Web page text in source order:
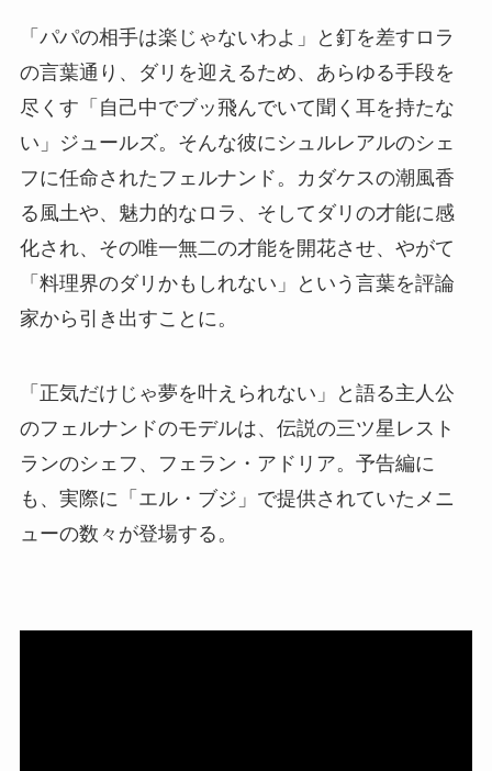
「パパの相手は楽じゃないわよ」と釘を差すロラ
の言葉通り、ダリを迎えるため、あらゆる手段を
尽くす「自己中でブッ飛んでいて聞く耳を持たな
い」ジュールズ。そんな彼にシュルレアルのシェ
フに任命されたフェルナンド。カダケスの潮風香
る風土や、魅力的なロラ、そしてダリの才能に感
化され、その唯一無二の才能を開花させ、やがて
「料理界のダリかもしれない」という言葉を評論
家から引き出すことに。
「正気だけじゃ夢を叶えられない」と語る主人公
のフェルナンドのモデルは、伝説の三ツ星レスト
ランのシェフ、フェラン・アドリア。予告編に
も、実際に「エル・ブジ」で提供されていたメニ
ューの数々が登場する。